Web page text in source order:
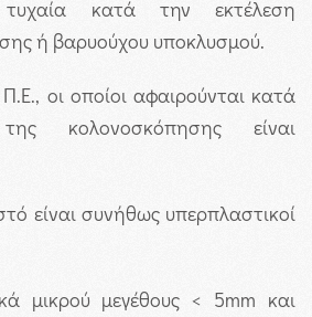
τυχαία κατά την εκτέλεση
ή βαρυούχου υποκλυσμού.
οι οποίοι αφαιρούνται κατά
κολονοσκόπησης είναι
είναι συνήθως υπερπλαστικοί
μικρού μεγέθους < 5mm και